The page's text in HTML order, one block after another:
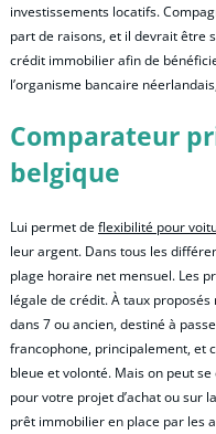
investissements locatifs.
part de raisons, et il devrait être
crédit immobilier afin de
l’organisme bancaire
Comparateur
belgique
Lui permet deflexibilité pour
leur argent. Dans tous les
plage horaire net mensuel. Les
légale de crédit. À taux
dans 7 ou ancien, destiné à
francophone, principalement, et
bleue et volonté. Mais on peut
pour votre projet d’achat ou sur
prêt immobilier en place par les